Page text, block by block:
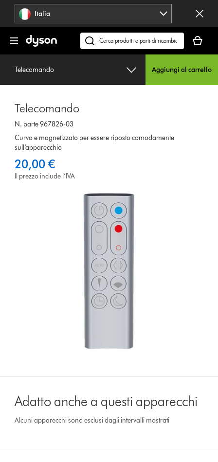
navigazione Italia
Cerca
su
carrello
è
Telecomando Aggiungi al carrello
Telecomando
N. parte 967826-03
Curvo e magnetizzato per essere riposto comodamente
sull’apparecchio
20,00 €
Il prezzo include l’IVA
Adatto anche a questi apparecchi
Alcuni apparecchi sono esclusi dagli intervalli mostrati